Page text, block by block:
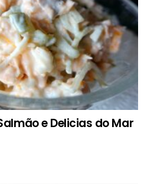
e Delicias do Mar